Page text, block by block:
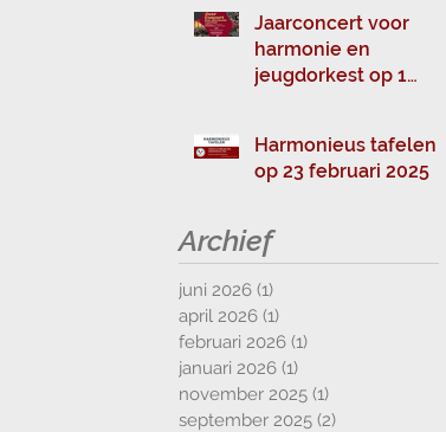
Jaarconcert voor
harmonie en
jeugdorkest op 1
Harmonieus tafelen
op 23 februari 2025
Archief
juni 2026 (1)
april 2026 (1)
februari 2026 (1)
januari 2026 (1)
november 2025 (1)
september 2025 (2)